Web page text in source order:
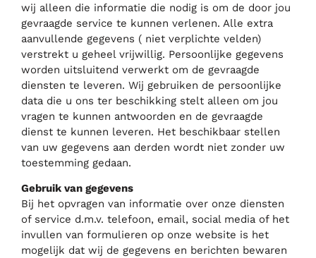
wij alleen die informatie die nodig is om de door jou
gevraagde service te kunnen verlenen. Alle extra
aanvullende gegevens ( niet verplichte velden)
verstrekt u geheel vrijwillig. Persoonlijke gegevens
worden uitsluitend verwerkt om de gevraagde
diensten te leveren. Wij gebruiken de persoonlijke
data die u ons ter beschikking stelt alleen om jou
vragen te kunnen antwoorden en de gevraagde
dienst te kunnen leveren. Het beschikbaar stellen
van uw gegevens aan derden wordt niet zonder uw
toestemming gedaan.
Gebruik van gegevens
Bij het opvragen van informatie over onze diensten
of service d.m.v. telefoon, email, social media of het
invullen van formulieren op onze website is het
mogelijk dat wij de gegevens en berichten bewaren